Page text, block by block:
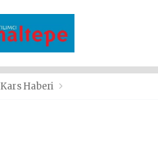
Kars Haberi